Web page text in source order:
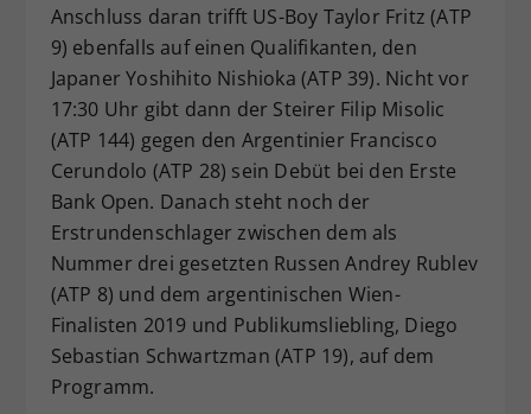
Anschluss daran trifft US-Boy Taylor Fritz (ATP
9) ebenfalls auf einen Qualifikanten, den
Japaner Yoshihito Nishioka (ATP 39). Nicht vor
17:30 Uhr gibt dann der Steirer Filip Misolic
(ATP 144) gegen den Argentinier Francisco
Cerundolo (ATP 28) sein Debüt bei den Erste
Bank Open. Danach steht noch der
Erstrundenschlager zwischen dem als
Nummer drei gesetzten Russen Andrey Rublev
(ATP 8) und dem argentinischen Wien-
Finalisten 2019 und Publikumsliebling, Diego
Sebastian Schwartzman (ATP 19), auf dem
Programm.